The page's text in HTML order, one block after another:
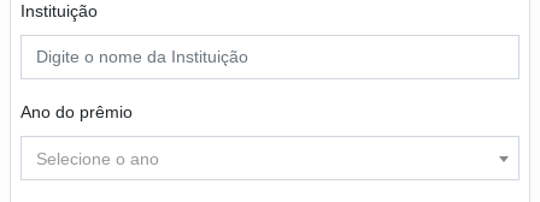
Instituição
Ano do prêmio
Selecione o ano